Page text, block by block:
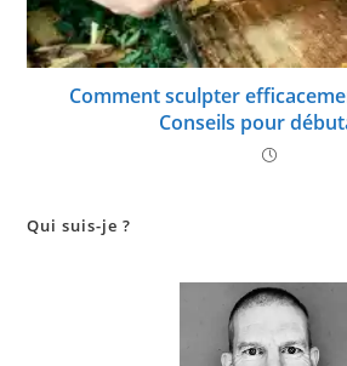
Comment sculpter
Conseils pour
Qui suis-je ?